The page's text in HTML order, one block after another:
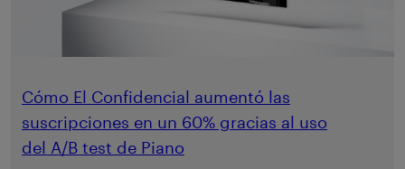
Cómo El Confidencial aumentó las
suscripciones en un 60% gracias al uso
del A/B test de Piano